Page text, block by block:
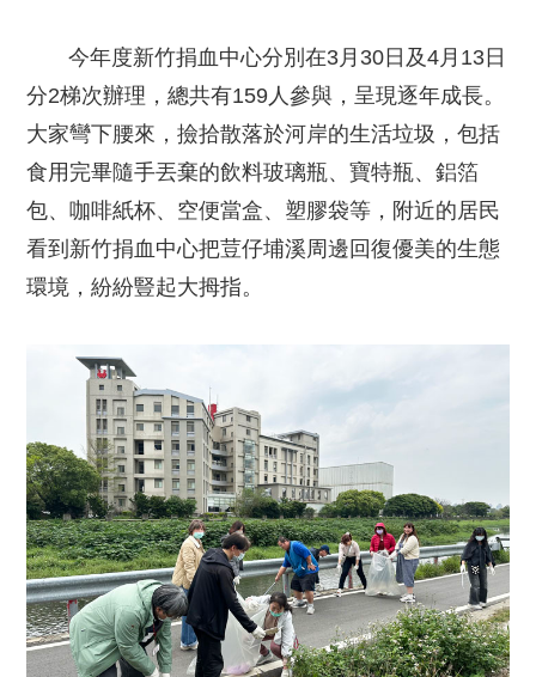
今年度新竹捐血中心分別在3月30日及4月13日
分2梯次辦理，總共有159人參與，呈現逐年成長。
大家彎下腰來，撿拾散落於河岸的生活垃圾，包括
食用完畢隨手丟棄的飲料玻璃瓶、寶特瓶、鋁箔
包、咖啡紙杯、空便當盒、塑膠袋等，附近的居民
看到新竹捐血中心把荳仔埔溪周邊回復優美的生態
環境，紛紛豎起大拇指。